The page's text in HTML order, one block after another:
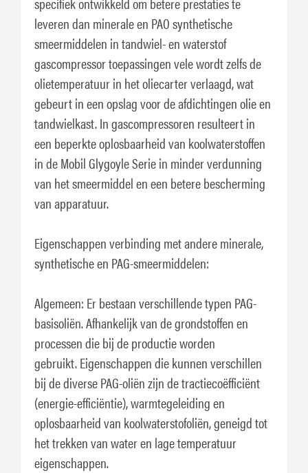
leveren dan minerale en PAO synthetische
smeermiddelen in tandwiel- en waterstof
gascompressor toepassingen vele wordt zelfs de
olietemperatuur in het oliecarter verlaagd, wat
gebeurt in een opslag voor de afdichtingen olie en
tandwielkast. In gascompressoren resulteert in
een beperkte oplosbaarheid van koolwaterstoffen
in de Mobil Glygoyle Serie in minder verdunning
van het smeermiddel en een betere bescherming
van apparatuur.
Eigenschappen verbinding met andere minerale,
synthetische en PAG-smeermiddelen:
Algemeen: Er bestaan ​​verschillende typen PAG-
basisoliën. Afhankelijk van de grondstoffen en
processen die bij de productie worden
gebruikt. Eigenschappen die kunnen verschillen
bij de diverse PAG-oliën zijn de tractiecoëfficiënt
(energie-efficiëntie), warmtegeleiding en
oplosbaarheid van koolwaterstofoliën, geneigd tot
het trekken van water en lage temperatuur
eigenschappen.